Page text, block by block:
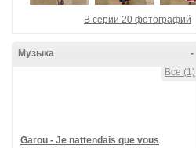
В серии 20 фотографий
-
Музыка
Все (1)
Garou - Je nattendais que vous